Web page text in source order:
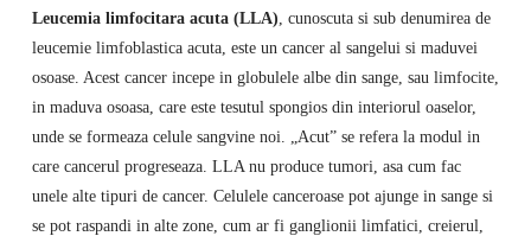
Leucemia limfocitara acuta (LLA) , cunoscuta si sub denumirea de
leucemie limfoblastica acuta, este un cancer al sangelui si maduvei
osoase. Acest cancer incepe in globulele albe din sange, sau limfocite,
in maduva osoasa, care este tesutul spongios din interiorul oaselor,
unde se formeaza celule sangvine noi. „Acut” se refera la modul in
care cancerul progreseaza. LLA nu produce tumori, asa cum fac
unele alte tipuri de cancer. Celulele canceroase pot ajunge in sange si
se pot raspandi in alte zone, cum ar fi ganglionii limfatici, creierul,